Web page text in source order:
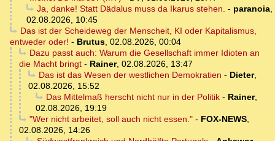
Ja, danke! Statt Dädalus muss da Ikarus stehen. - paranoia,
02.08.2026, 10:45
Das ist der Scheideweg der Menscheit, KI oder Kapitalismus,
entweder oder! - Brutus, 02.08.2026, 00:04
Dazu passt auch: Warum die Gesellschaft immer Idioten an
die Macht bringt - Rainer, 02.08.2026, 13:47
Das ist das Wesen der westlichen Demokratien - Dieter,
02.08.2026, 15:52
Das Mittelmaß herscht nicht nur in der Politik- Rainer,
02.08.2026, 19:19
"Wer nicht arbeitet, soll auch nicht essen."- FOX-NEWS,
02.08.2026, 14:26